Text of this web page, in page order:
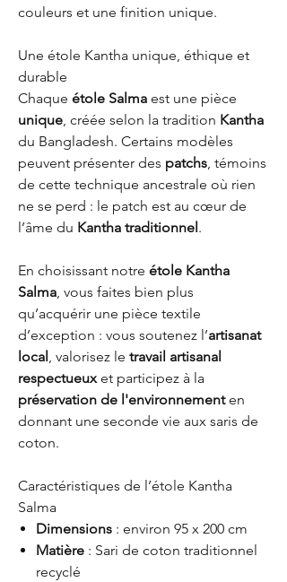
couleurs et une finition unique.
Une étole Kantha unique, éthique et
durable
Chaque étole Salma est une pièce
unique, créée selon la tradition Kantha
du Bangladesh. Certains modèles
peuvent présenter des patchs, témoins
de cette technique ancestrale où rien
ne se perd : le patch est au cœur de
l’âme du Kantha traditionnel .
En choisissant notre étole Kantha
Salma, vous faites bien plus
qu’acquérir une pièce textile
d’exception : vous soutenez l’artisanat
local , valorisez le travail artisanal
respectueuxet participez à la
préservation de l'environnementen
donnant une seconde vie aux saris de
coton.
Caractéristiques de l’étole Kantha
Salma
Dimensions : environ 95 x 200 cm
Matière : Sari de coton traditionnel
recyclé